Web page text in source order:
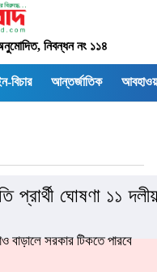
নিবন্ধন নং ১১৪
বিচার আন্তর্জাতিক
প্রার্থী ঘোষণা ১১ দলীয়
বাড়ালে সরকার টিকতে পারবে